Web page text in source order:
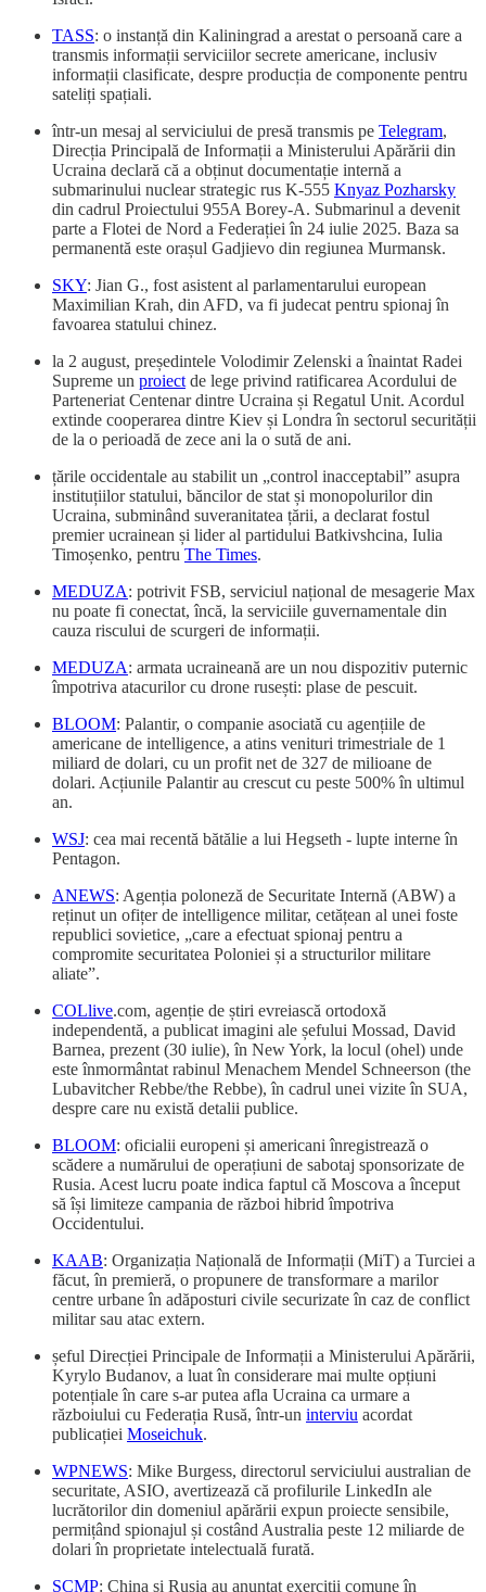
TASS: o instanță din Kaliningrad a arestat o persoană care a
transmis informații serviciilor secrete americane, inclusiv
informații clasificate, despre producția de componente pentru
sateliți spațiali.
într-un mesaj al serviciului de presă transmis pe Telegram,
Direcția Principală de Informații a Ministerului Apărării din
Ucraina declară că a obținut documentație internă a
submarinului nuclear strategic rus K-555 Knyaz Pozharsky
din cadrul Proiectului 955A Borey-A. Submarinul a devenit
parte a Flotei de Nord a Federației în 24 iulie 2025. Baza sa
permanentă este orașul Gadjievo din regiunea Murmansk.
SKY: Jian G., fost asistent al parlamentarului european
Maximilian Krah, din AFD, va fi judecat pentru spionaj în
favoarea statului chinez.
la 2 august, președintele Volodimir Zelenski a înaintat Radei
Supreme un proiect de lege privind ratificarea Acordului de
Parteneriat Centenar dintre Ucraina și Regatul Unit. Acordul
extinde cooperarea dintre Kiev și Londra în sectorul securității
de la o perioadă de zece ani la o sută de ani.
țările occidentale au stabilit un „control inacceptabil” asupra
instituțiilor statului, băncilor de stat și monopolurilor din
Ucraina, subminând suveranitatea țării, a declarat fostul
premier ucrainean și lider al partidului Batkivshcina, Iulia
Timoșenko, pentru The Times.
MEDUZA: potrivit FSB, serviciul național de mesagerie Max
nu poate fi conectat, încă, la serviciile guvernamentale din
cauza riscului de scurgeri de informații.
MEDUZA: armata ucraineană are un nou dispozitiv puternic
împotriva atacurilor cu drone rusești: plase de pescuit.
BLOOM: Palantir, o companie asociată cu agențiile de
americane de intelligence, a atins venituri trimestriale de 1
miliard de dolari, cu un profit net de 327 de milioane de
dolari. Acțiunile Palantir au crescut cu peste 500% în ultimul
an.
WSJ: cea mai recentă bătălie a lui Hegseth - lupte interne în
Pentagon.
ANEWS: Agenția poloneză de Securitate Internă (ABW) a
reținut un ofițer de intelligence militar, cetățean al unei foste
republici sovietice, „care a efectuat spionaj pentru a
compromite securitatea Poloniei și a structurilor militare
aliate”.
COLlive.com, agenție de știri evreiască ortodoxă
independentă, a publicat imagini ale șefului Mossad, David
Barnea, prezent (30 iulie), în New York, la locul (ohel) unde
este înmormântat rabinul Menachem Mendel Schneerson (the
Lubavitcher Rebbe/the Rebbe), în cadrul unei vizite în SUA,
despre care nu există detalii publice.
BLOOM: oficialii europeni și americani înregistrează o
scădere a numărului de operațiuni de sabotaj sponsorizate de
Rusia. Acest lucru poate indica faptul că Moscova a început
să își limiteze campania de război hibrid împotriva
Occidentului.
KAAB: Organizația Națională de Informații (MiT) a Turciei a
făcut, în premieră, o propunere de transformare a marilor
centre urbane în adăposturi civile securizate în caz de conflict
militar sau atac extern.
șeful Direcției Principale de Informații a Ministerului Apărării,
Kyrylo Budanov, a luat în considerare mai multe opțiuni
potențiale în care s-ar putea afla Ucraina ca urmare a
războiului cu Federația Rusă, într-un interviu acordat
publicației Moseichuk.
WPNEWS: Mike Burgess, directorul serviciului australian de
securitate, ASIO, avertizează că profilurile LinkedIn ale
lucrătorilor din domeniul apărării expun proiecte sensibile,
permițând spionajul și costând Australia peste 12 miliarde de
dolari în proprietate intelectuală furată.
SCMP: China și Rusia au anunțat exerciții comune în